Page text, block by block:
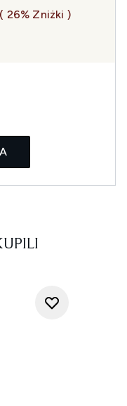
( 26% Zniżki )